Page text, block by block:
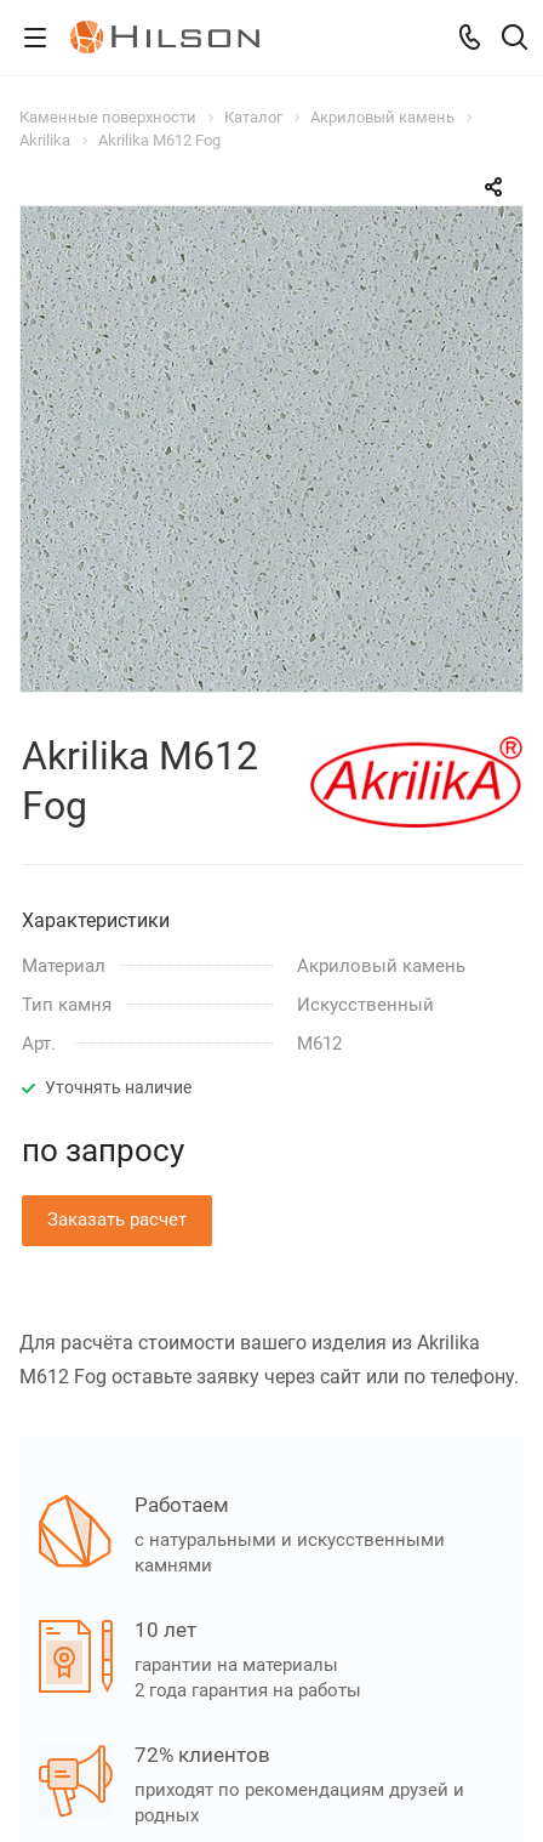
Каменные поверхности Каталог
Акриловый камень
Akrilika
Akrilika M612 Fog
Akrilika M612
Fog
Характеристики
Материал
Акриловый камень
Тип камня
Искусственный
Арт.
M612
Уточнять наличие
по запросу
Заказать расчет
Для расчёта стоимости вашего изделия из Akrilika
M612 Fog оставьте заявку через сайт или по телефону.
Работаем
с натуральными и искусственными
камнями
10 лет
гарантии на материалы
2 года гарантия на работы
72% клиентов
приходят по рекомендациям друзей и
родных